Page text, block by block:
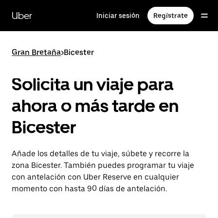
contenido
principal
Uber Iniciar sesión Regístrate
Gran Bretaña>Bicester
Solicita un viaje para
ahora o más tarde en
Bicester
Añade los detalles de tu viaje, súbete y recorre la
zona Bicester. También puedes programar tu viaje
con antelación con Uber Reserve en cualquier
momento con hasta 90 días de antelación.